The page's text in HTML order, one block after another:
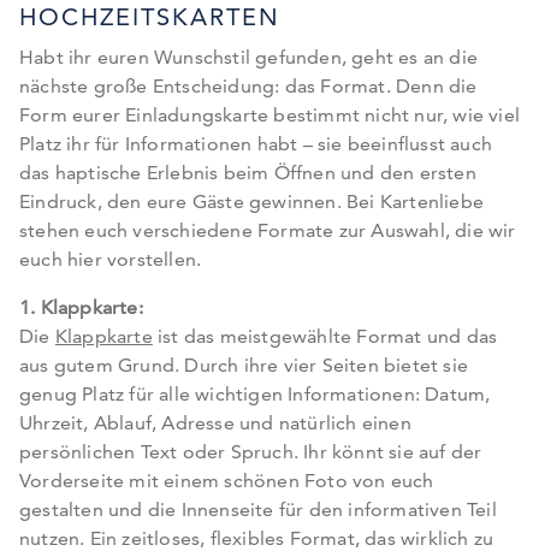
HOCHZEITSKARTEN
Habt ihr euren Wunschstil gefunden, geht es an die
nächste große Entscheidung: das Format. Denn die
Form eurer Einladungskarte bestimmt nicht nur, wie viel
Platz ihr für Informationen habt – sie beeinflusst auch
das haptische Erlebnis beim Öffnen und den ersten
Eindruck, den eure Gäste gewinnen. Bei Kartenliebe
stehen euch verschiedene Formate zur Auswahl, die wir
euch hier vorstellen.
1. Klappkarte:
Die Klappkarte ist das meistgewählte Format und das
aus gutem Grund. Durch ihre vier Seiten bietet sie
genug Platz für alle wichtigen Informationen: Datum,
Uhrzeit, Ablauf, Adresse und natürlich einen
persönlichen Text oder Spruch. Ihr könnt sie auf der
Vorderseite mit einem schönen Foto von euch
gestalten und die Innenseite für den informativen Teil
nutzen. Ein zeitloses, flexibles Format, das wirklich zu